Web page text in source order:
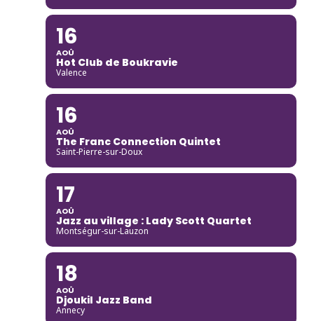
16
AOÛ
Hot Club de Boukravie
Valence
16
AOÛ
The Franc Connection Quintet
Saint-Pierre-sur-Doux
17
AOÛ
Jazz au village : Lady Scott Quartet
Montségur-sur-Lauzon
18
AOÛ
Djoukil Jazz Band
Annecy